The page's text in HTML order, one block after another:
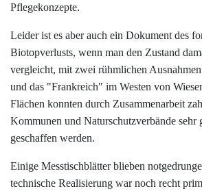
Pflegekonzepte.
Leider ist es aber auch ein Dokument des
Biotopverlusts, wenn man den Zustand
vergleicht, mit zwei rühmlichen
und das "Frankreich" im Westen von
Flächen konnten durch Zusammenarbeit
Kommunen und Naturschutzverbände sehr
geschaffen werden.
Einige Messtischblätter blieben
technische Realisierung war noch recht